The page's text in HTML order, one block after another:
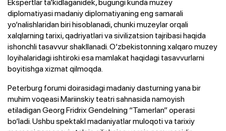
diplomatiyasi madaniy diplomatiyaning eng samarali
yo‘nalishlaridan biri hisoblanadi, chunki muzeylar orqali
xalqlarning tarixi, qadriyatlari va sivilizatsion tajribasi haqida
ishonchli tasavvur shakllanadi. O‘zbekistonning xalqaro muzey
loyihalaridagi ishtiroki esa mamlakat haqidagi tasavvurlarni
boyitishga xizmat qilmoqda.
Peterburg forumi doirasidagi madaniy dasturning yana bir
muhim voqeasi Mariinskiy teatri sahnasida namoyish
etiladigan Georg Fridrix Gendelning “Tamerlan” operasi
bo‘ladi. Ushbu spektakl madaniyatlar muloqoti va tarixiy